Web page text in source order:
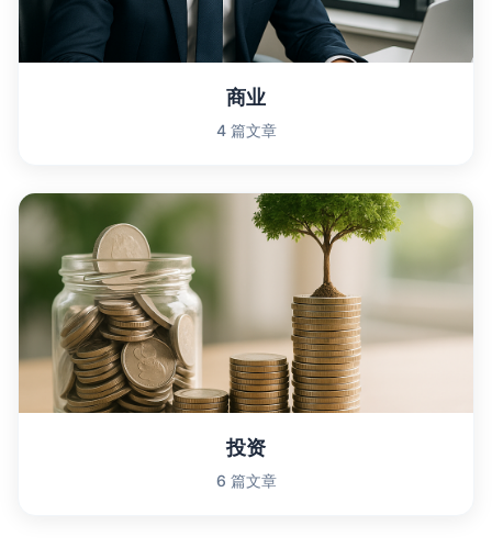
商业
4 篇文章
投资
6 篇文章